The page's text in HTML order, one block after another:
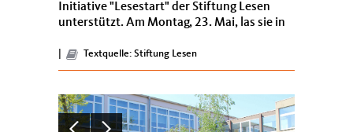
Initiative "Lesestart" der Stiftung Lesen
unterstützt. Am Montag, 23. Mai, las sie in
der Kindertagesstätten...
Textquelle: Stiftung Lesen